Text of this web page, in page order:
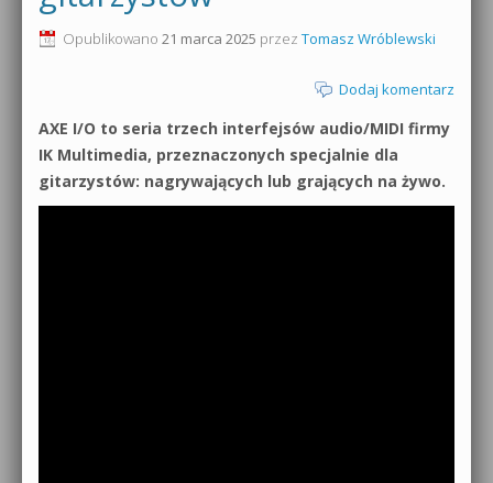
Produkcja muzyczna od podstaw
Sound Forge od podstaw
Dubstep z syntezatorem Massive
0dB.pl - informacje
Materiały dla mediów
Archiwum aktualności
Opublikowano 21 marca 2025 przez Tomasz Wróblewski
Dodaj komentarz
AXE I/O to seria trzech interfejsów audio/MIDI firmy
IK Multimedia, przeznaczonych specjalnie dla
gitarzystów: nagrywających lub grających na żywo.